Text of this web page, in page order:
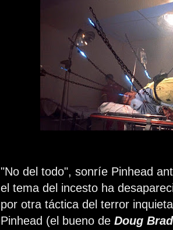
"No del todo", sonríe Pinhead
el tema del incesto ha
por otra táctica del terror
Pinhead (el bueno de Doug